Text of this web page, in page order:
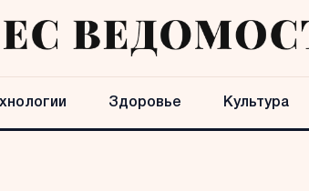
Здоровье Культура